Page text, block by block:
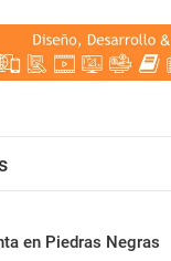
en Piedras Negras